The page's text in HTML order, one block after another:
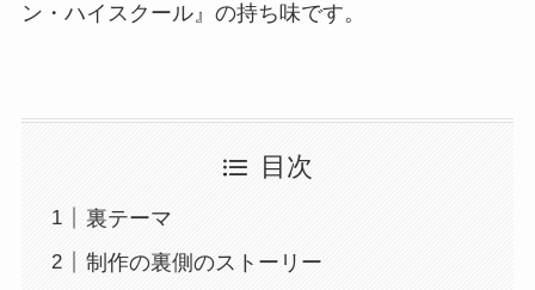
ン・ハイスクール』の持ち味です。
目次
裏テーマ
制作の裏側のストーリー